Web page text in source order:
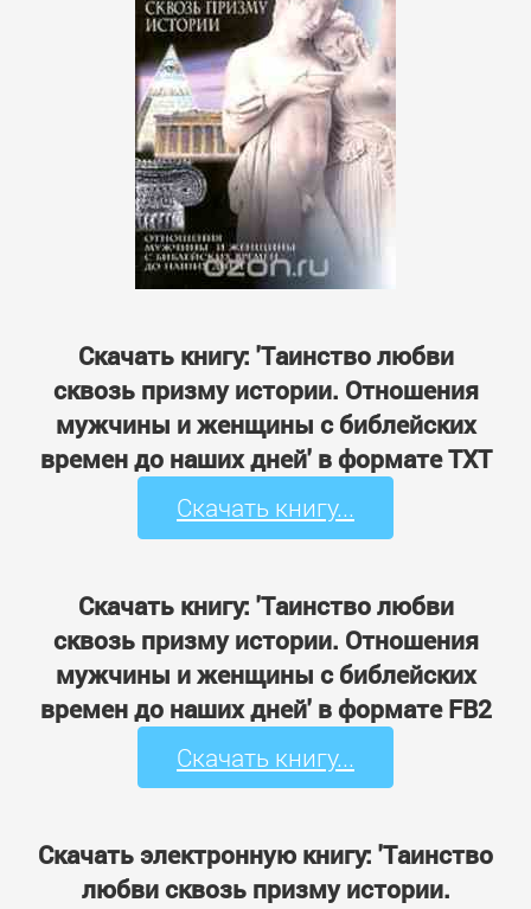
Скачать книгу: 'Таинство любви
сквозь призму истории. Отношения
мужчины и женщины с библейских
времен до наших дней' в формате TXT
Скачать книгу...
Скачать книгу: 'Таинство любви
сквозь призму истории. Отношения
мужчины и женщины с библейских
времен до наших дней' в формате FB2
Скачать книгу...
Скачать электронную книгу: 'Таинство
любви сквозь призму истории.